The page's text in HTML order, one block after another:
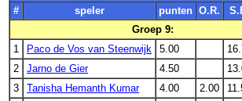
#
speler punten O.R.
Groep 9:
1
Paco de Vos van Steenwijk 5.00
2
Jarno de Gier 4.50
3
Tanisha Hemanth Kumar 4.00 2.00